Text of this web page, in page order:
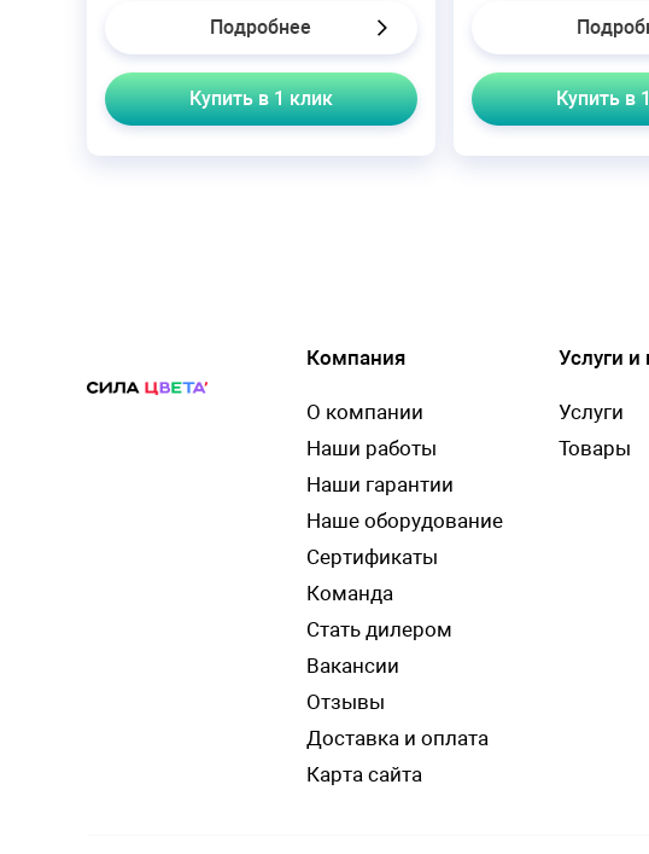
Подробнее
Купить в 1 клик Купить в
Компания
О компании
Наши работы
Наши гарантии
Наше оборудование
Сертификаты
Команда
Стать дилером
Вакансии
Отзывы
Доставка и оплата
Карта сайта
Услуги и
Услуги
Товары